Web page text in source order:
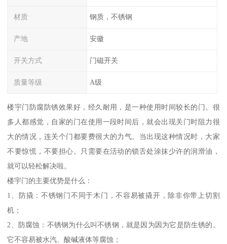
材质 钢质，不锈钢
产地 安徽
开关方式 门磁开关
质量等级 A级
楼宇门防腐防锈效果好，经久耐用，是一种使用时间较长的门。很
多人都感觉，自家的门在使用一段时间后，就会出现关门时阻力很
大的情况，连关个门都要费很大的力气。当出现这种情况时，大家
不要惊慌，不要担心。只需要在活动的锁舌处涂抹少许的润滑油，
就可以轻松解决啦。
楼宇门的主要优势是什么：
1、防撬：不锈钢门不同于木门，不容易被撬开，除非你带上切割
机；
2、防腐蚀：不锈钢为什么叫不锈钢，就是因为因为它是防生锈的。
它不容易被水汽、酸碱液体等腐蚀；